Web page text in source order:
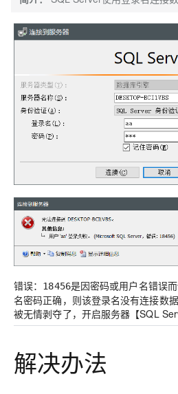
错误： 18456是因密码或用户名错误
名密码正确，则该登录名没有连接数
被无情剥夺了，开启服务器【SQL
解决办法